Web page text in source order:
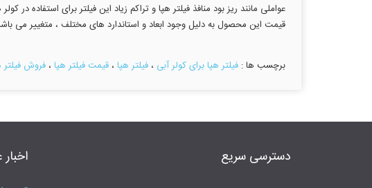
عواملی مانند ریز بود منافذ فیلتر هپا و تراکم زیاد این فیلتر برای استفاده
قیمت این محصول به دلیل وجود ابعاد و استاندارد های مختلف ، متغییر می
برچسب ها : فیلتر هپا برای کولر آبی ، فیلتر هپا، قیمت فیلتر هپا، فروش فیلتر
دسترسی سریع